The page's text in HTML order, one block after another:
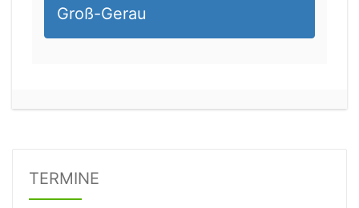
Groß-Gerau
TERMINE
Amtsgericht Unna
21.08.2026 15:00 Uhr
Amtsgericht Stuttgart